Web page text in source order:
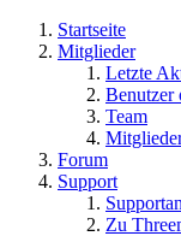
Startseite
Mitglieder
Letzte
Benutzer
Team
Forum
Support
Zu